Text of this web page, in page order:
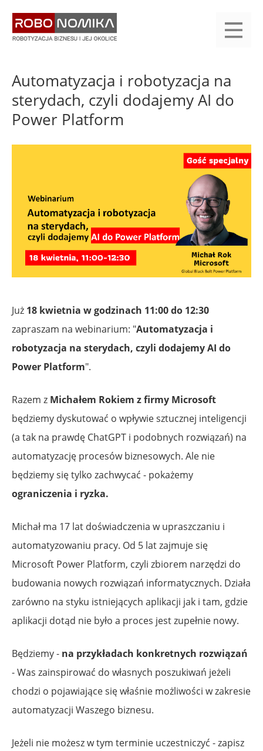
treści
yasne
main
menu
Automatyzacja i robotyzacja na
sterydach, czyli dodajemy AI do
Power Platform
Już 18 kwietnia w godzinach 11:00 do 12:30
zapraszam na webinarium: "Automatyzacja i
robotyzacja na sterydach, czyli dodajemy AI do
Power Platform".
Razem z Michałem Rokiem z firmy Microsoft
będziemy dyskutować o wpływie sztucznej inteligencji
(a tak na prawdę ChatGPT i podobnych rozwiązań) na
automatyzację procesów biznesowych. Ale nie
będziemy się tylko zachwycać - pokażemy
ograniczenia i ryzka.
Michał ma 17 lat doświadczenia w upraszczaniu i
automatyzowaniu pracy. Od 5 lat zajmuje się
Microsoft Power Platform, czyli zbiorem narzędzi do
budowania nowych rozwiązań informatycznych. Działa
zarówno na styku istniejących aplikacji jak i tam, gdzie
aplikacji dotąd nie było a proces jest zupełnie nowy.
Będziemy - na przykładach konkretnych rozwiązań
- Was zainspirować do własnych poszukiwań jeżeli
chodzi o pojawiające się właśnie możliwości w zakresie
automatyzacji Waszego biznesu.
Jeżeli nie możesz w tym terminie uczestniczyć - zapisz